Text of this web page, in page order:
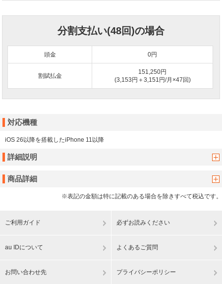
分割支払い(48回)の場合
頭金 0円
割賦払金
151,250円
(3,153円＋3,151円/月×47回)
対応機種
iOS 26以降を搭載したiPhone 11以降
詳細説明
商品詳細
※表記の金額は特に記載のある場合を除きすべて税込です。
ご利用ガイド 必ずお読みください
au IDについて よくあるご質問
お問い合わせ先 プライバシーポリシー